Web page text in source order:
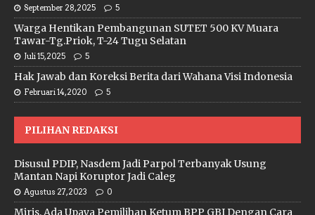
September 28, 2025 5
Warga Hentikan Pembangunan SUTET 500 KV Muara
Tawar-Tg.Priok, T-24 Tugu Selatan
Juli 15, 2025 5
Hak Jawab dan Koreksi Berita dari Wahana Visi Indonesia
Februari 14, 2020 5
PILIHAN REDAKSI
Disusul PDIP, Nasdem Jadi Parpol Terbanyak Usung
Mantan Napi Koruptor Jadi Caleg
Agustus 27, 2023 0
Miris, Ada Upaya Pemilihan Ketum BPP GBI Dengan Cara